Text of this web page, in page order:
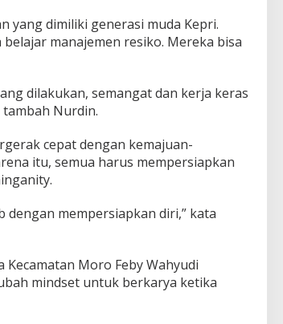
yang dimiliki generasi muda Kepri.
manajemen resiko. Mereka bisa
dilakukan, semangat dan kerja keras
tambah Nurdin.
cepat dengan kemajuan-
itu, semua harus mempersiapkan
dengan mempersiapkan diri,” kata
Moro Feby Wahyudi
mindset untuk berkarya ketika